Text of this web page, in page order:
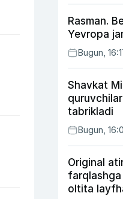
Rasman.
Yevropa
Bugun,
Shavkat
tabrikladi
Bugun,
Original
oltita